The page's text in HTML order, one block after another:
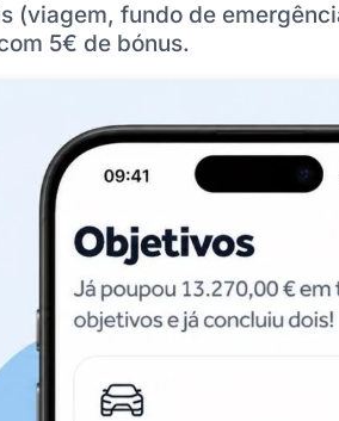
(viagem, fundo de
5€ de bónus.